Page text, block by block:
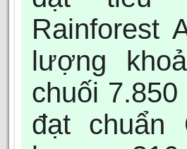
Rainforest
lượng
chuối
đạt chuẩn